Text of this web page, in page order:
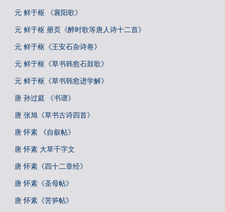
元 鲜于枢 《襄阳歌》
元 鲜于枢 册页《醉时歌等唐人诗十二首》
元 鲜于枢《王安石杂诗卷》
元 鲜于枢《草书韩愈石鼓歌》
元 鲜于枢《草书韩愈进学解》
唐 孙过庭 《书谱》
唐 张旭《草书古诗四首》
唐 怀素 《自叙帖》
唐 怀素 大草千字文
唐 怀素《四十二章经》
唐 怀素《圣母帖》
唐 怀素《苦笋帖》